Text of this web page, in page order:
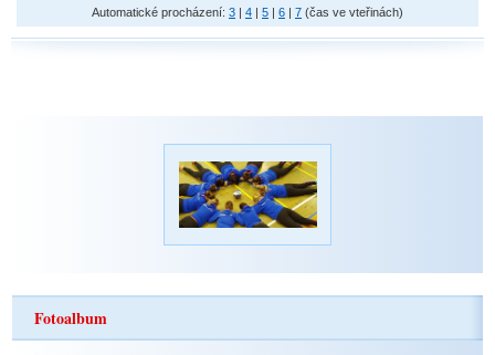
Automatické procházení: 3 | 4 | 5 | 6 | 7 (čas ve vteřinách)
Fotoalbum